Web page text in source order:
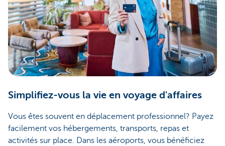
Simplifiez-vous la vie en voyage d'affaires
Vous êtes souvent en déplacement professionnel? Payez
facilement vos hébergements, transports, repas et
activités sur place. Dans les aéroports, vous bénéficiez